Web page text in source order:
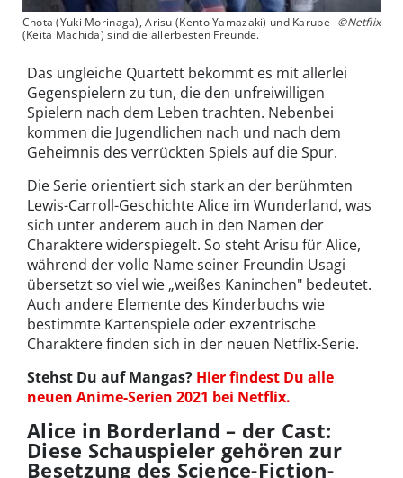
Chota (Yuki Morinaga), Arisu (Kento Yamazaki) und Karube
(Keita Machida) sind die allerbesten Freunde.
©Netflix
Das ungleiche Quartett bekommt es mit allerlei
Gegenspielern zu tun, die den unfreiwilligen
Spielern nach dem Leben trachten. Nebenbei
kommen die Jugendlichen nach und nach dem
Geheimnis des verrückten Spiels auf die Spur.
Die Serie orientiert sich stark an der berühmten
Lewis-Carroll-Geschichte Alice im Wunderland, was
sich unter anderem auch in den Namen der
Charaktere widerspiegelt. So steht Arisu für Alice,
während der volle Name seiner Freundin Usagi
übersetzt so viel wie „weißes Kaninchen" bedeutet.
Auch andere Elemente des Kinderbuchs wie
bestimmte Kartenspiele oder exzentrische
Charaktere finden sich in der neuen Netflix-Serie.
Stehst Du auf Mangas? Hier findest Du alle
neuen Anime-Serien 2021 bei Netflix.
Alice in Borderland – der Cast:
Diese Schauspieler gehören zur
Besetzung des Science-Fiction-